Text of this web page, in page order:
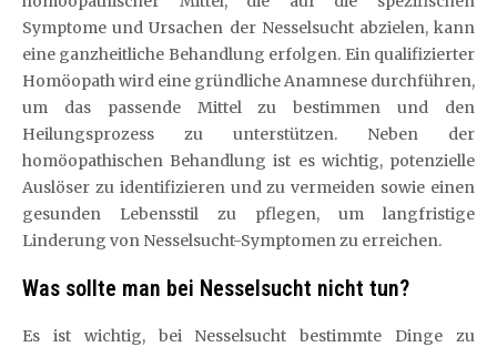
Symptome und Ursachen der Nesselsucht abzielen, kann
eine ganzheitliche Behandlung erfolgen. Ein qualifizierter
Homöopath wird eine gründliche Anamnese durchführen,
um das passende Mittel zu bestimmen und den
Heilungsprozess zu unterstützen. Neben der
homöopathischen Behandlung ist es wichtig, potenzielle
Auslöser zu identifizieren und zu vermeiden sowie einen
gesunden Lebensstil zu pflegen, um langfristige
Linderung von Nesselsucht-Symptomen zu erreichen.
Was sollte man bei Nesselsucht nicht tun?
Es ist wichtig, bei Nesselsucht bestimmte Dinge zu